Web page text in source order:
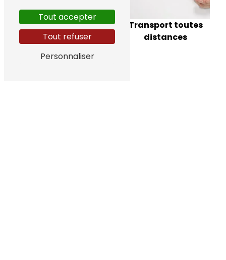
Transport de
femmes enceintes
Transport toutes
distances
Tout accepter
Tout refuser
Personnaliser